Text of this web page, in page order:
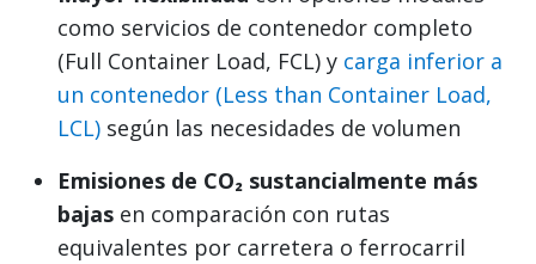
como servicios de contenedor completo
(Full Container Load, FCL) y carga inferior a
un contenedor (Less than Container Load,
LCL) según las necesidades de volumen
Emisiones de CO₂ sustancialmente más
bajas en comparación con rutas
equivalentes por carretera o ferrocarril